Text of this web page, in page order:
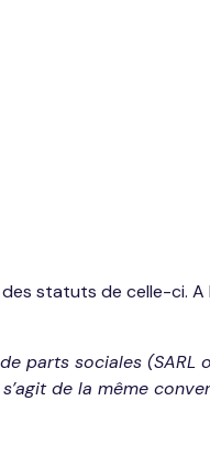
statuts de celle-ci.
parts sociales (SARL
de la même